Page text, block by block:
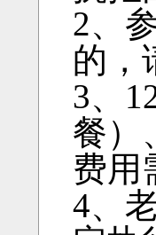
2、
的，
3、
餐）
费用
4、